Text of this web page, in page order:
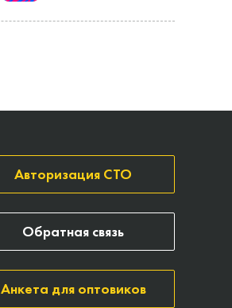
Авторизация СТО
Анкета для оптовиков
Обратная связь